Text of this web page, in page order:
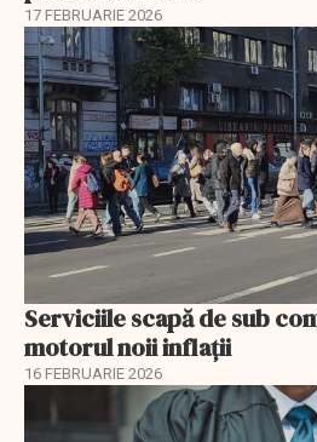
17 FEBRUARIE 2026
Serviciile scapă de sub
motorul noii inflații
16 FEBRUARIE 2026